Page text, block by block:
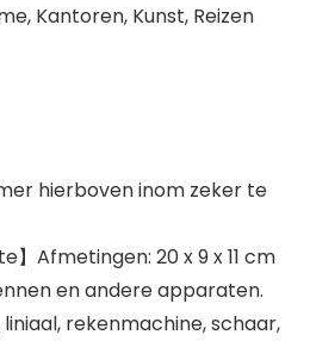
Kantoren, Kunst, Reizen
hierboven inom zeker te
】Afmetingen: 20 x 9 x 11 cm
en andere apparaten.
rekenmachine, schaar,